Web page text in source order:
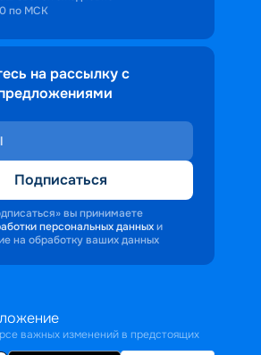
по МСК
на рассылку с
Подписаться
вы принимаете
персональных данных и
на обработку ваших данных
важных изменений в предстоящих